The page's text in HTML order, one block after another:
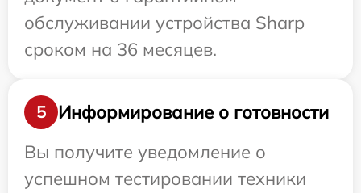
обслуживании устройства Sharp
сроком на 36 месяцев.
5
Информирование о готовности
Вы получите уведомление о
успешном тестировании техники